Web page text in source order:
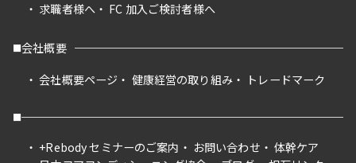
求職者様へ
FC 加入ご検討者様へ
会社概要
会社概要ページ
健康経営の取り組み トレードマーク
+Rebody セミナーのご案内 お問い合わせ
体幹ケア